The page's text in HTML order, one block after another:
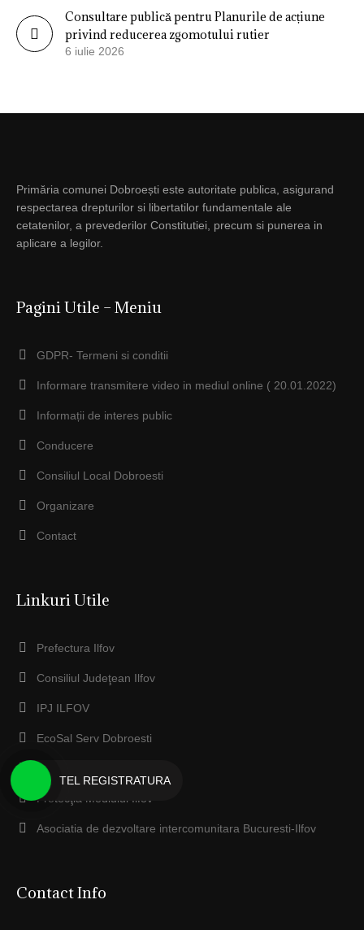
Consultare publică pentru Planurile de acțiune
privind reducerea zgomotului rutier
6 iulie 2026
Primăria comunei Dobroești este autoritate publica, asigurand
respectarea drepturilor si libertatilor fundamentale ale
cetatenilor, a prevederilor Constitutiei, precum si punerea in
aplicare a legilor.
Pagini Utile – Meniu
GDPR- Termeni si conditii
Informare transmitere video in mediul online ( 20.01.2022)
Informații de interes public
Conducere
Consiliul Local Dobroesti
Organizare
Contact
Linkuri Utile
Prefectura Ilfov
Consiliul Judeţean Ilfov
IPJ ILFOV
EcoSal Serv Dobroesti
Anaf ILFOV
Protecţia Mediului Ilfov
Asociatia de dezvoltare intercomunitara Bucuresti-Ilfov
Contact Info
TEL REGISTRATURA